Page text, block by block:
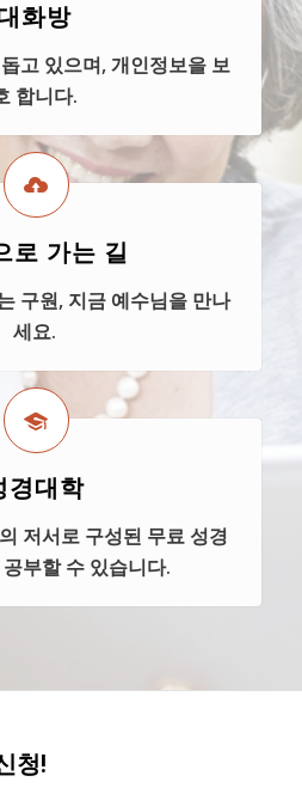
화방
고 있으며, 개인정보을 보
합니다.
로 가는 길
구원, 지금 예수님을 만나
세요.
경대학
저서로 구성된 무료 성경
부할 수 있습니다.
청!